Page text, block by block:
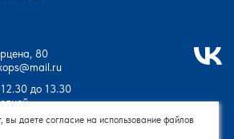
80
до 13.30
вы даете согласие на использование файлов